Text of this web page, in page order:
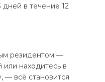
в течение 12
резидентом —
находитесь в
— всё становится